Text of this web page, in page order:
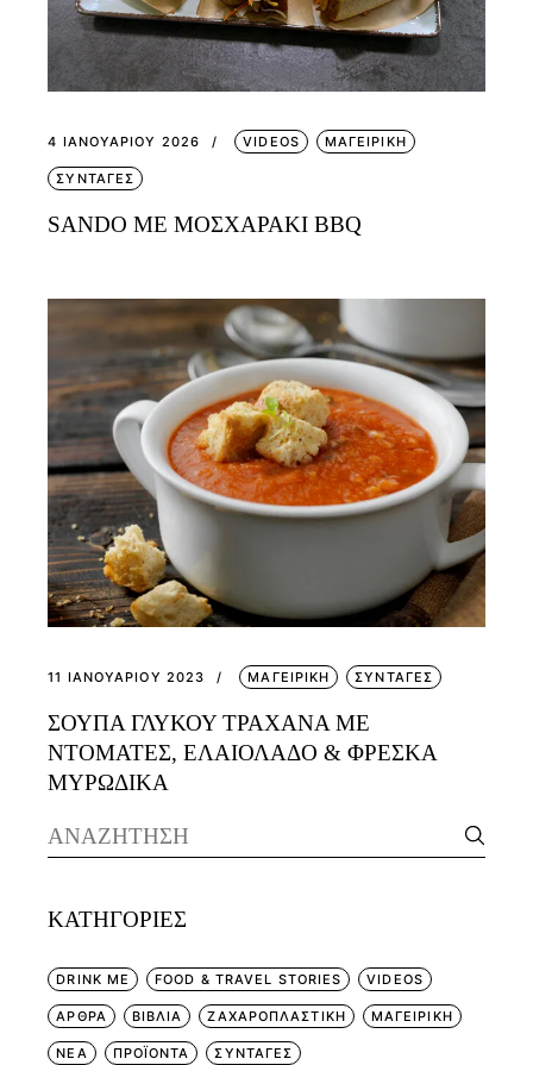
4 ΙΑΝΟΥΑΡΊΟΥ 2026 VIDEOS ΜΑΓΕΙΡΙΚΗ
ΣΥΝΤΑΓΕΣ
SANDO ΜΕ ΜΟΣΧΑΡΑΚΙ BBQ
11 ΙΑΝΟΥΑΡΊΟΥ 2023 ΜΑΓΕΙΡΙΚΗ ΣΥΝΤΑΓΕΣ
ΣΟΥΠΑ ΓΛΥΚΟΥ ΤΡΑΧΑΝΑ ΜΕ
ΝΤΟΜΑΤΕΣ, ΕΛΑΙΟΛΑΔΟ & ΦΡΕΣΚΑ
ΜΥΡΩΔΙΚΑ
Search
for:
KΑΤΗΓΟΡΊΕΣ
DRINK ME FOOD & TRAVEL STORIES VIDEOS
ΑΡΘΡΑ ΒΙΒΛΙΑ ΖΑΧΑΡΟΠΛΑΣΤΙΚΗ ΜΑΓΕΙΡΙΚΗ
ΝΕΑ ΠΡΟΪΟΝΤΑ ΣΥΝΤΑΓΕΣ